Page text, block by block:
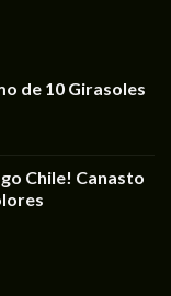
de 10 Girasoles
Chile! Canasto